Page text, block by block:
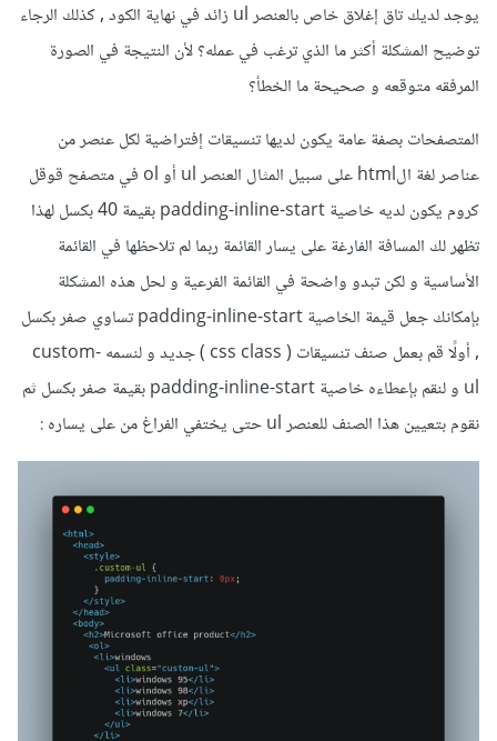
يوجد لديك تاق إغلاق خاص بالعنصر ul زائد في نهاية الكود , كذلك الرجاء
توضيح المشكلة أكثر ما الذي ترغب في عمله؟ لأن النتيجة في الصورة
المرفقه متوقعه و صحيحة ما الخطأ؟
المتصفحات بصفة عامة يكون لديها تنسيقات إفتراضية لكل عنصر من
عناصر لغة الhtml على سبيل المثال العنصر ul أو ol في متصفح قوقل
كروم يكون لديه خاصية padding-inline-start بقيمة 40 بكسل لهذا
تظهر لك المسافة الفارغة على يسار القائمة ربما لم تلاحظها في القائمة
الأساسية و لكن تبدو واضحة في القائمة الفرعية و لحل هذه المشكلة
بإمكانك جعل قيمة الخاصية padding-inline-start تساوي صفر بكسل
, أولًا قم بعمل صنف تنسيقات ( css class ) جديد و لنسمه custom-
ul و لنقم بإعطاءه خاصية padding-inline-start بقيمة صفر بكسل ثم
نقوم بتعيين هذا الصنف للعنصر ul حتى يختفي الفراغ من على يساره :